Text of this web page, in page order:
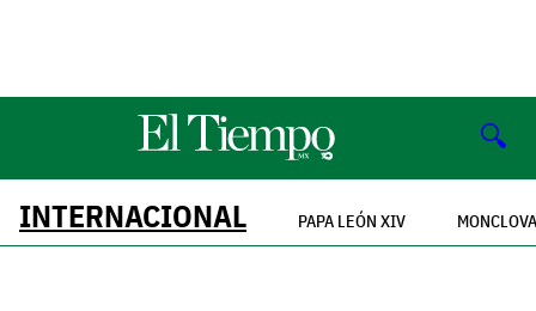
🔍
INTERNACIONAL PAPA LEÓN XIV MONCLOVA